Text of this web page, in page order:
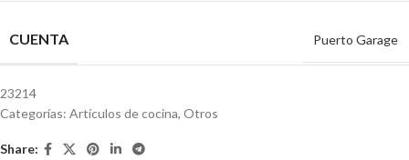
CUENTA Puerto Garage
23214
Categorías: Artículos de cocina, Otros
Share: